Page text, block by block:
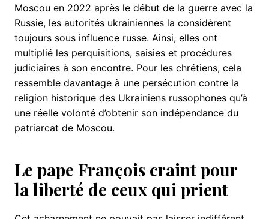
Moscou en 2022 après le début de la guerre avec la
Russie, les autorités ukrainiennes la considèrent
toujours sous influence russe. Ainsi, elles ont
multiplié les perquisitions, saisies et procédures
judiciaires à son encontre. Pour les chrétiens, cela
ressemble davantage à une persécution contre la
religion historique des Ukrainiens russophones qu’à
une réelle volonté d’obtenir son indépendance du
patriarcat de Moscou.
Le pape François craint pour
la liberté de ceux qui prient